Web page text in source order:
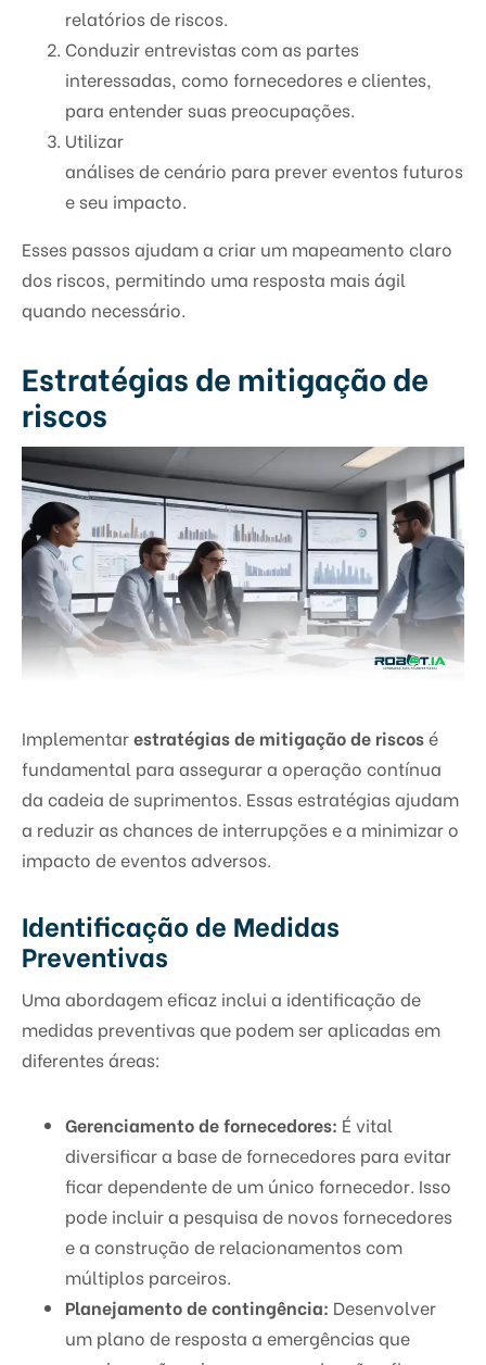
relatórios de riscos.
Conduzir entrevistas com as partes
interessadas, como fornecedores e clientes,
para entender suas preocupações.
Utilizar
análises de cenário para prever eventos futuros
e seu impacto.
Esses passos ajudam a criar um mapeamento claro
dos riscos, permitindo uma resposta mais ágil
quando necessário.
Estratégias de mitigação de
riscos
Implementarestratégias de mitigação de riscosé
fundamental para assegurar a operação contínua
da cadeia de suprimentos. Essas estratégias ajudam
a reduzir as chances de interrupções e a minimizar o
impacto de eventos adversos.
Identificação de Medidas
Preventivas
Uma abordagem eficaz inclui a identificação de
medidas preventivas que podem ser aplicadas em
diferentes áreas:
Gerenciamento de fornecedores: É vital
diversificar a base de fornecedores para evitar
ficar dependente de um único fornecedor. Isso
pode incluir a pesquisa de novos fornecedores
e a construção de relacionamentos com
múltiplos parceiros.
Planejamento de contingência: Desenvolver
um plano de resposta a emergências que